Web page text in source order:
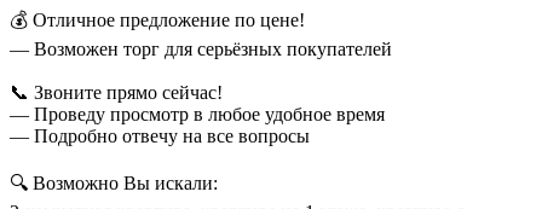
💰 Отличное предложение по цене!
— Возможен торг для серьёзных покупателей
📞 Звоните прямо сейчас!
— Проведу просмотр в любое удобное время
— Подробно отвечу на все вопросы
🔍 Возможно Вы искали: